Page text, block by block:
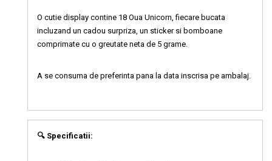
O cutie display contine 18 Oua Unicorn, fiecare bucata
incluzand un cadou surpriza, un sticker si bomboane
comprimate cu o greutate neta de 5 grame.
A se consuma de preferinta pana la data inscrisa pe ambalaj.
🔍 Specificatii: